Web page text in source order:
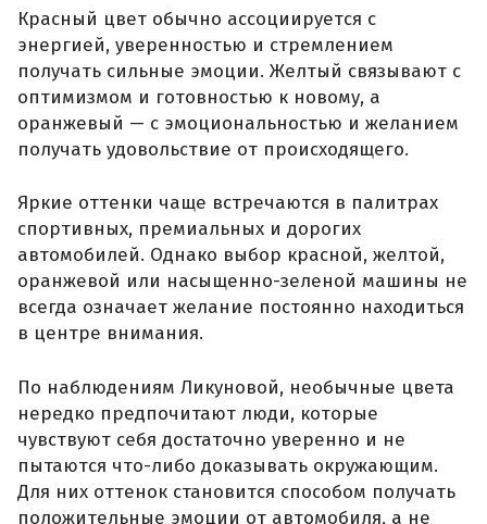
Красный цвет обычно ассоциируется с
энергией, уверенностью и стремлением
получать сильные эмоции. Желтый связывают с
оптимизмом и готовностью к новому, а
оранжевый — с эмоциональностью и желанием
получать удовольствие от происходящего.
Яркие оттенки чаще встречаются в палитрах
спортивных, премиальных и дорогих
автомобилей. Однако выбор красной, желтой,
оранжевой или насыщенно-зеленой машины не
всегда означает желание постоянно находиться
в центре внимания.
По наблюдениям Ликуновой, необычные цвета
нередко предпочитают люди, которые
чувствуют себя достаточно уверенно и не
пытаются что-либо доказывать окружающим.
Для них оттенок становится способом получать
положительные эмоции от автомобиля, а не